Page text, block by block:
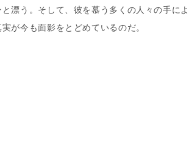
と漂う。そして、彼を慕う多くの人々の手に
実が今も面影をとどめているのだ。